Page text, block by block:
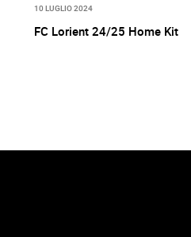
10 LUGLIO 2024
FC Lorient 24/25 Home Kit